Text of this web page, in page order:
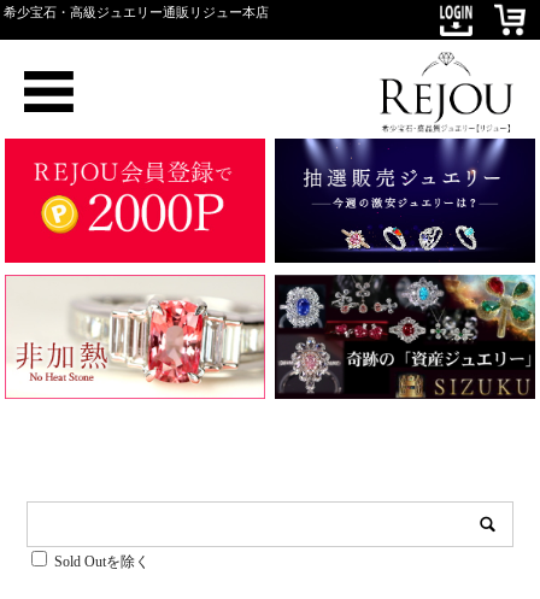
希少宝石・高級ジュエリー通販リジュー本店
Sold Outを除く